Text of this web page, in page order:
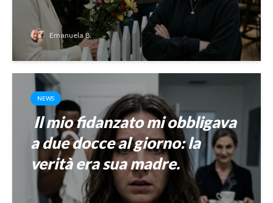
Emanuela B.
NEWS
Il mio fidanzato mi obbligava
a due docce al giorno: la
verità era sua madre.